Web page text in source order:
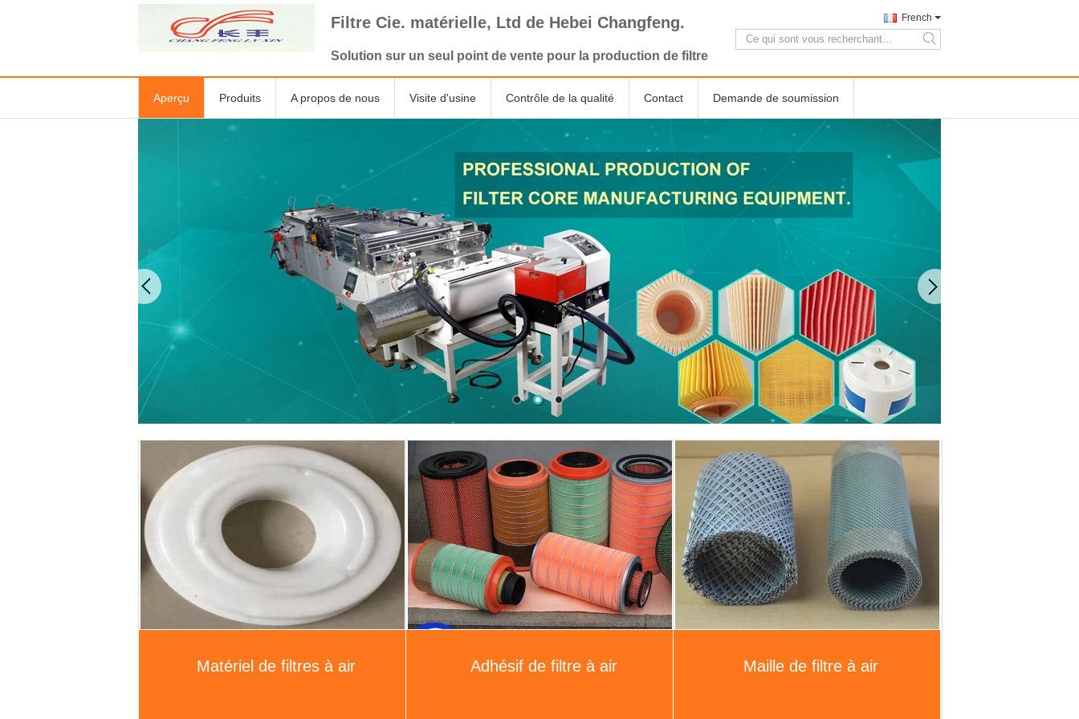
Filtre Cie. matérielle, Ltd de Hebei Changfeng.
Solution sur un seul point de vente pour la production de filtre
French
search
Aperçu Produits A propos de nous Visite d'usine Contrôle de la qualité Contact Demande de soumission
Maille décorative en métal Fil pliable Mesh Cage
Matériel de filtres à air Adhésif de filtre à air Maille de filtre à air